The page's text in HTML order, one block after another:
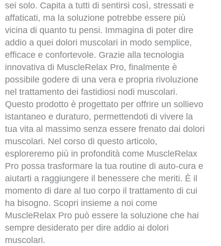
sei solo. Capita a tutti di sentirsi così, stressati e
affaticati, ma la soluzione potrebbe essere più
vicina di quanto tu pensi. Immagina di poter dire
addio a quei dolori muscolari in modo semplice,
efficace e confortevole. Grazie alla tecnologia
innovativa di MuscleRelax Pro, finalmente è
possibile godere di una vera e propria rivoluzione
nel trattamento dei fastidiosi nodi muscolari.
Questo prodotto è progettato per offrire un sollievo
istantaneo e duraturo, permettendoti di vivere la
tua vita al massimo senza essere frenato dai dolori
muscolari. Nel corso di questo articolo,
esploreremo più in profondità come MuscleRelax
Pro possa trasformare la tua routine di auto-cura e
aiutarti a raggiungere il benessere che meriti. È il
momento di dare al tuo corpo il trattamento di cui
ha bisogno. Scopri insieme a noi come
MuscleRelax Pro può essere la soluzione che hai
sempre desiderato per dire addio ai dolori
muscolari.